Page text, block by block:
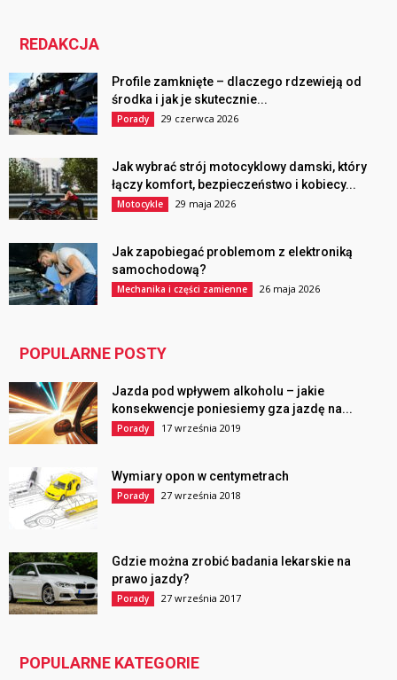
REDAKCJA
Profile zamknięte – dlaczego rdzewieją od
środka i jak je skutecznie...
Porady 29 czerwca 2026
Jak wybrać strój motocyklowy damski, który
łączy komfort, bezpieczeństwo i kobiecy...
Motocykle 29 maja 2026
Jak zapobiegać problemom z elektroniką
samochodową?
Mechanika i części zamienne 26 maja 2026
POPULARNE POSTY
Jazda pod wpływem alkoholu – jakie
konsekwencje poniesiemy gza jazdę na...
Porady 17 września 2019
Wymiary opon w centymetrach
Porady 27 września 2018
Gdzie można zrobić badania lekarskie na
prawo jazdy?
Porady 27 września 2017
POPULARNE KATEGORIE